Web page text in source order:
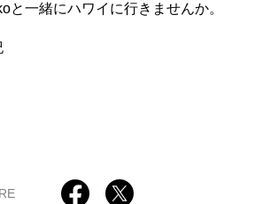
と一緒にハワイに行きませんか。